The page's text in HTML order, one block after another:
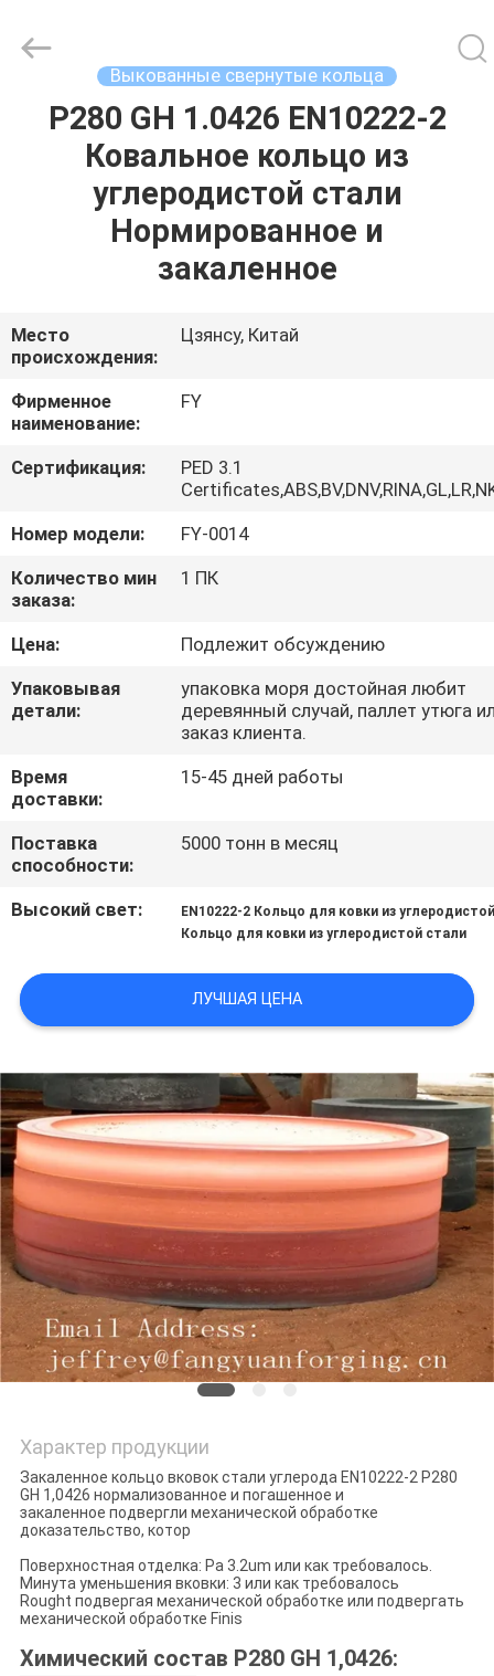
ДОМ
ПРОДУКТЫ
О
НАС
ПУТЕШЕСТВИЕ
ФАБРИКИ
ПРОВЕРКА
КАЧЕСТВА
СВЯЖИТЕСЬ
МЫ
НОВОСТИ
СПРОСИТЕ
ЦИТАТУ
САЙТА
POLICY
Flange
Выкованные свернутые кольца
P280 GH 1.0426 EN10222-2
Ковальное кольцо из
углеродистой стали
Нормированное и
закаленное
Место
происхождения:
Цзянсу, Китай
Фирменное
наименование:
FY
Сертификация:
PED 3.1
Номер модели:
FY-0014
Количество мин
заказа:
1 ПК
Цена:
Подлежит обсуждению
Упаковывая
детали:
упаковка моря достойная любит
деревянный случай, паллет утюга
заказ клиента.
Время
доставки:
15-45 дней работы
Поставка
способности:
5000 тонн в месяц
Высокий свет:
EN10222-2 Кольцо для ковки из
Кольцо для ковки из углеродистой стали
ЛУЧШАЯ ЦЕНА
Характер продукции
Закаленное кольцо вковок стали углерода EN10222-2 P280
GH 1,0426 нормализованное и погашенное и
закаленное подвергли механической обработке
доказательство, котор
Поверхностная отделка: Ра 3.2um или как требовалось.
Минута уменьшения вковки: 3 или как требовалось
Rought подвергая механической обработке или подвергать
механической обработке Finis
Химический состав P280 GH 1,0426: